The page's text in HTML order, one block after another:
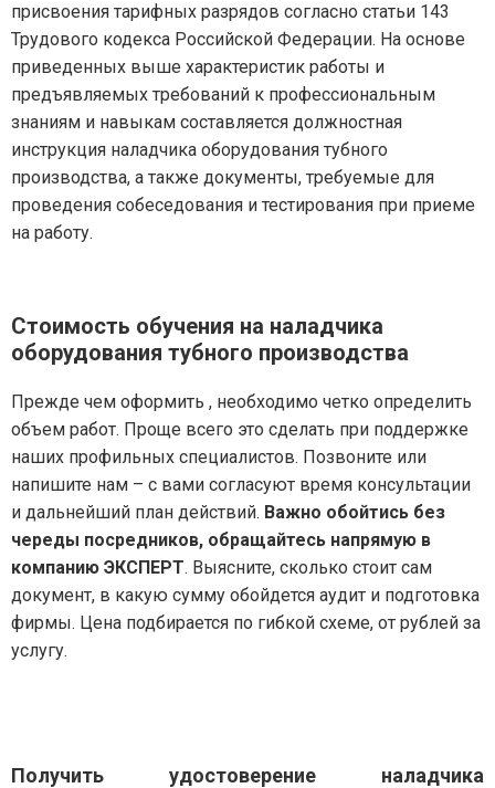
присвоения тарифных разрядов согласно статьи 143
Трудового кодекса Российской Федерации. На основе
приведенных выше характеристик работы и
предъявляемых требований к профессиональным
знаниям и навыкам составляется должностная
инструкция наладчика оборудования тубного
производства, а также документы, требуемые для
проведения собеседования и тестирования при приеме
на работу.
Стоимость обучения на наладчика
оборудования тубного производства
Прежде чем оформить , необходимо четко определить
объем работ. Проще всего это сделать при поддержке
наших профильных специалистов. Позвоните или
напишите нам – с вами согласуют время консультации
и дальнейший план действий. Важно обойтись без
череды посредников, обращайтесь напрямую в
компанию ЭКСПЕРТ. Выясните, сколько стоит сам
документ, в какую сумму обойдется аудит и подготовка
фирмы. Цена подбирается по гибкой схеме, от рублей за
услугу.
Получить удостоверение наладчика